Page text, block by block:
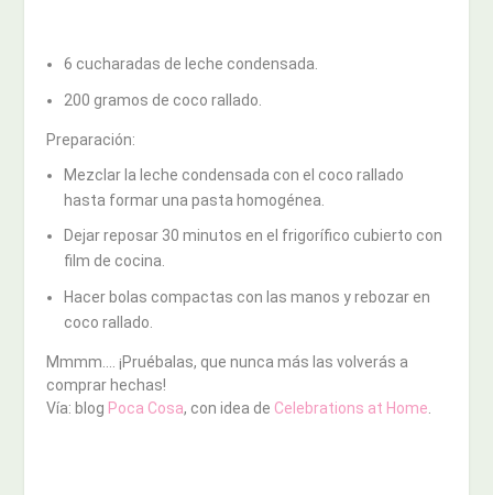
6 cucharadas de leche condensada.
200 gramos de coco rallado.
Preparación:
Mezclar la leche condensada con el coco rallado
hasta formar una pasta homogénea.
Dejar reposar 30 minutos en el frigorífico cubierto con
film de cocina.
Hacer bolas compactas con las manos y rebozar en
coco rallado.
Mmmm…. ¡Pruébalas, que nunca más las volverás a
comprar hechas!
Vía: blog Poca Cosa, con idea de Celebrations at Home